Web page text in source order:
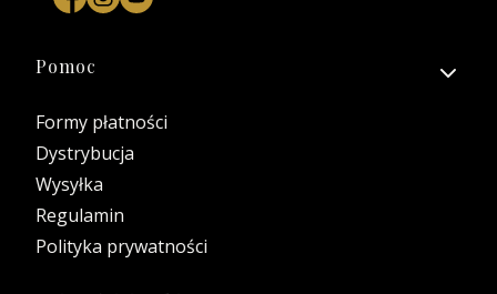
Linki w stopce
Pomoc
Formy płatności
Dystrybucja
Wysyłka
Regulamin
Polityka prywatności